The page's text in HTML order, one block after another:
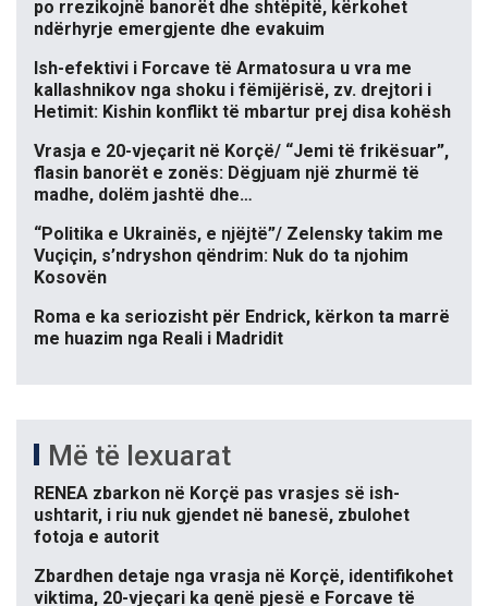
po rrezikojnë banorët dhe shtëpitë, kërkohet
ndërhyrje emergjente dhe evakuim
Ish-efektivi i Forcave të Armatosura u vra me
kallashnikov nga shoku i fëmijërisë, zv. drejtori i
Hetimit: Kishin konflikt të mbartur prej disa kohësh
Vrasja e 20-vjeçarit në Korçë/ “Jemi të frikësuar”,
flasin banorët e zonës: Dëgjuam një zhurmë të
madhe, dolëm jashtë dhe…
“Politika e Ukrainës, e njëjtë”/ Zelensky takim me
Vuçiçin, s’ndryshon qëndrim: Nuk do ta njohim
Kosovën
Roma e ka seriozisht për Endrick, kërkon ta marrë
me huazim nga Reali i Madridit
Më të lexuarat
RENEA zbarkon në Korçë pas vrasjes së ish-
ushtarit, i riu nuk gjendet në banesë, zbulohet
fotoja e autorit
Zbardhen detaje nga vrasja në Korçë, identifikohet
viktima, 20-vjeçari ka qenë pjesë e Forcave të